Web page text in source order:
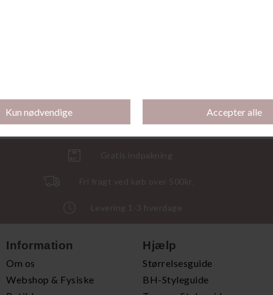
DKK 299,95DKK 224,96
DKK 449,95DKK 337,46
Gratis indpakning
Fri fragt ved køb over 500kr.
Levering 1-3 hverdage
Information
Om os
Webshop & Fysiske
Hjælp
Størrelsesguide
BH-Styleguide